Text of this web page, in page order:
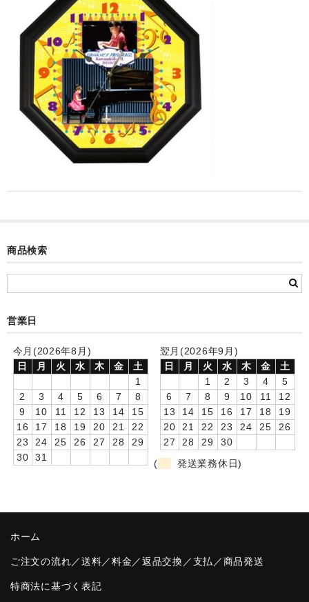
目覚まし時計(集合＋個別)
メロディ時計(集合)
音声時計(集合)
目覚まし時計(個別)
お絵かきギャラリープラス(絵＋個別)
お絵かきギャラリー
卒園DVDアルバム
卒業記念品
音声入りフォトフレームクロック(集合)
音声入りフォトフレームクロック(校歌)
スポーツウォッチ
商品検索
営業日
今月(2026年8月)
日
月 火 水 木 金
土
1
2
3 4 5 6 7
8
9
10 11 12 13 14
15
16
17 18 19 20 21
22
23
24 25 26 27 28
29
30
31
翌月(2026年9月)
日
月 火 水 木 金
土
1
2 3 4
5
6
7 8 9 10 11
12
13
14 15 16 17 18
19
20
21 22 23 24 25
26
27
28 29
30
(
発送業務休日)
ホーム
ご注文の流れ／送料／料金／返品交換／支払／商品発送
特商法に基づく表記